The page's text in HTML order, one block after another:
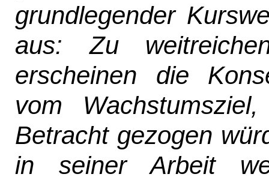
grundlegender
aus: Zu
erscheinen die
vom
Betracht gezogen
in seiner Arbeit